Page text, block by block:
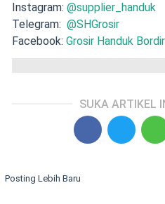
Instagram: @supplier_handuk
Telegram: @SHGrosir
Facebook: Grosir Handuk
SUKA ARTIKEL
Posting Lebih Baru